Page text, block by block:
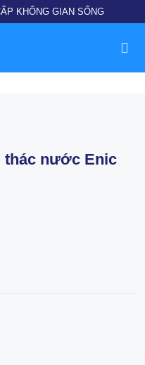
KHÔNG GIAN SỐNG
thác nước Enic